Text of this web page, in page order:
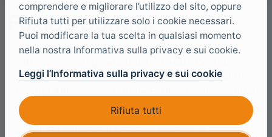
FoxIDs Control
comprendeControl ClienteControl API . Control Client
Client utilizza Control API.
Control API contiene tutte le funzionalità di
comprendere e migliorare l’utilizzo del sito, oppure
Rifiuta tutti per utilizzare solo i cookie necessari.
Puoi modificare la tua scelta in qualsiasi momento
nella nostra Informativa sulla privacy e sui cookie.
Leggi l’Informativa sulla privacy e sui cookie
Rifiuta tutti